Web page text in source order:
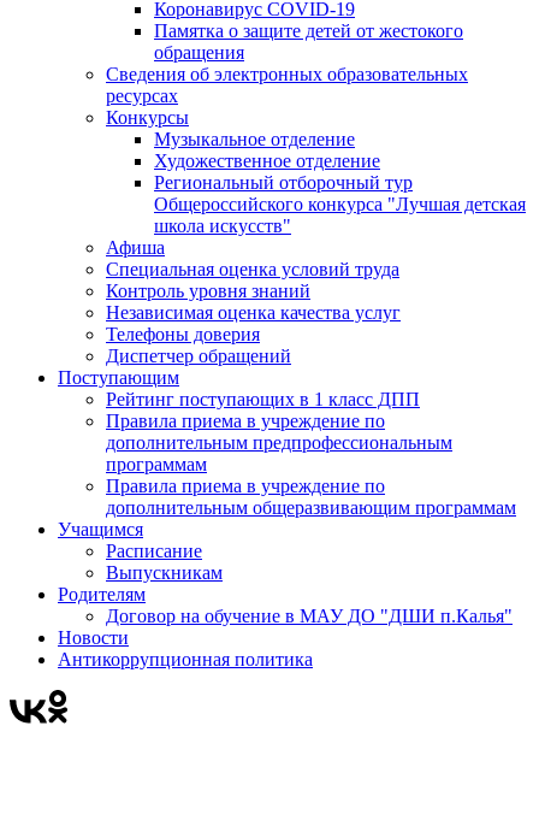
Коронавирус COVID-19
Памятка о защите детей от жестокого
обращения
Сведения об электронных образовательных
ресурсах
Конкурсы
Музыкальное отделение
Художественное отделение
Региональный отборочный тур
Общероссийского конкурса "Лучшая детская
школа искусств"
Афиша
Специальная оценка условий труда
Контроль уровня знаний
Независимая оценка качества услуг
Телефоны доверия
Диспетчер обращений
Поступающим
Рейтинг поступающих в 1 класс ДПП
Правила приема в учреждение по
дополнительным предпрофессиональным
программам
Правила приема в учреждение по
дополнительным общеразвивающим программам
Учащимся
Расписание
Выпускникам
Родителям
Договор на обучение в МАУ ДО "ДШИ п.Калья"
Новости
Антикоррупционная политика